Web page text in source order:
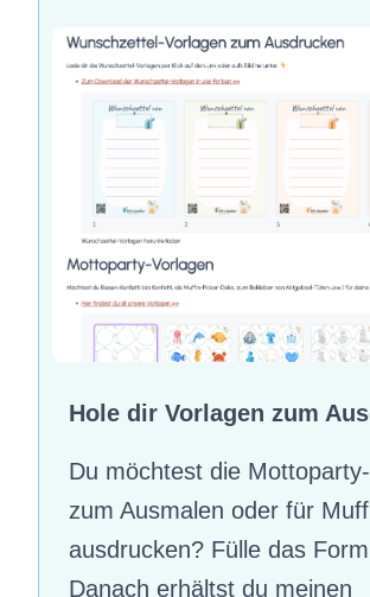
Hole dir Vorlagen zum
Du möchtest die
zum Ausmalen oder für
ausdrucken? Fülle das
Danach erhältst du meinen